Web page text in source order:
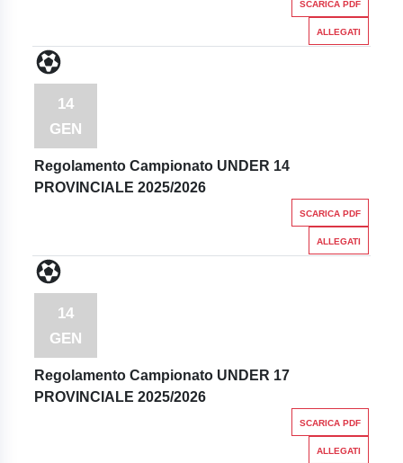
SCARICA PDF
ALLEGATI
14
GEN
Regolamento Campionato UNDER 14
PROVINCIALE 2025/2026
SCARICA PDF
ALLEGATI
14
GEN
Regolamento Campionato UNDER 17
PROVINCIALE 2025/2026
SCARICA PDF
ALLEGATI